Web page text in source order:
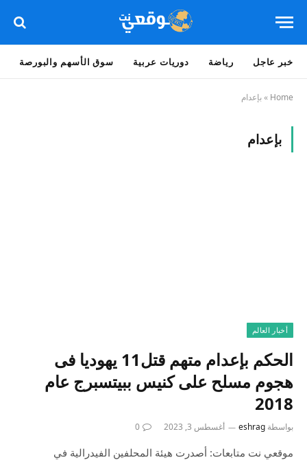
خبر عاجل رياضة دوريات عربية سوق الأسهم والبورصة
Home
»بإعدام
بإعدام
أخبار العالم
الحكم بإعدام متهم قتل11 يهوديا فى
هجوم مسلح على كنيس ببيتسبرج عام
2018
بواسطة eshrag أغسطس 3, 2023 0
موقعي نت متابعات: أصدرت هيئة المحلفين الفيدرالية في